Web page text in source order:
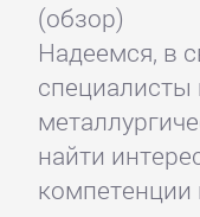
(обзор)
Надеемся, в
специалисты
найти